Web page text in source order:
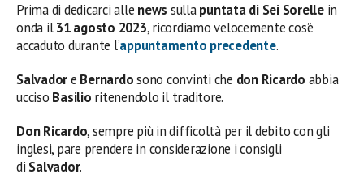
Prima di dedicarci alle news sullapuntata di Sei Sorellein
onda il31 agosto 2023, ricordiamo velocemente cos’è
accaduto durante l’appuntamento precedente.
Salvadore Bernardosono convinti che don Ricardo abbia
ucciso Basilio ritenendolo il traditore.
Don Ricardo, sempre più in difficoltà per il debito con gli
inglesi, pare prendere in considerazione i consigli
di Salvador.